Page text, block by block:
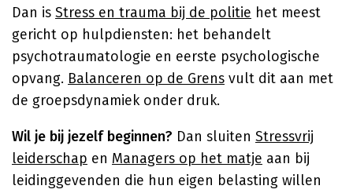
Dan is Stress en trauma bij de politie het meest
gericht op hulpdiensten: het behandelt
psychotraumatologie en eerste psychologische
opvang. Balanceren op de Grens vult dit aan met
de groepsdynamiek onder druk.
Wil je bij jezelf beginnen? Dan sluiten Stressvrij
leiderschap en Managers op het matje aan bij
leidinggevenden die hun eigen belasting willen